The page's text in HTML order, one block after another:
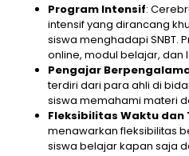
Program Intensif:
intensif yang dirancang
siswa menghadapi SNBT.
online, modul belajar, dan
Pengajar
terdiri dari para ahli di
siswa memahami materi
Fleksibilitas Waktu dan
menawarkan fleksibilitas
siswa belajar kapan saja